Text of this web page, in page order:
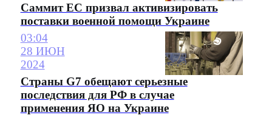
Саммит ЕС призвал активизировать
поставки военной помощи Украине
03:04
28 ИЮН
2024
Страны G7 обещают серьезные
последствия для РФ в случае
применения ЯО на Украине